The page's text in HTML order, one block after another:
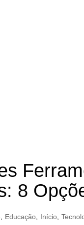
8
Educação Início